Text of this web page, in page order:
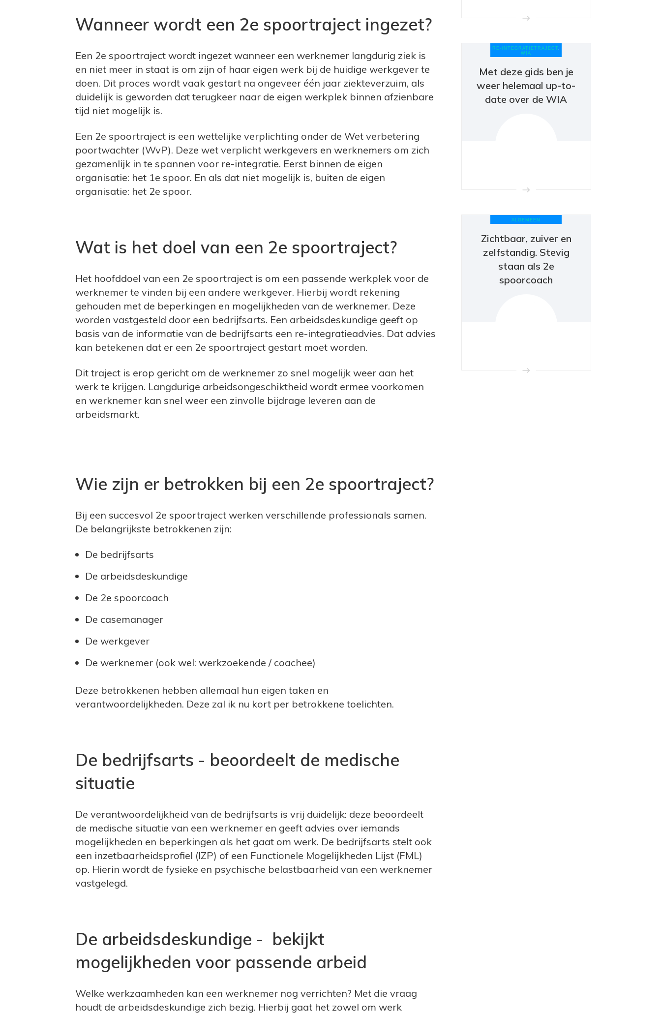
Wanneer wordt een 2e spoortraject ingezet?
Een 2e spoortraject wordt ingezet wanneer een werknemer langdurig ziek is
en niet meer in staat is om zijn of haar eigen werk bij de huidige werkgever te
doen. Dit proces wordt vaak gestart na ongeveer één jaar ziekteverzuim, als
duidelijk is geworden dat terugkeer naar de eigen werkplek binnen afzienbare
tijd niet mogelijk is.
Een 2e spoortraject is een wettelijke verplichting onder de Wet verbetering
poortwachter (WvP). Deze wet verplicht werkgevers en werknemers om zich
gezamenlijk in te spannen voor re-integratie. Eerst binnen de eigen
organisatie: het 1e spoor. En als dat niet mogelijk is, buiten de eigen
organisatie: het 2e spoor.
Wat is het doel van een 2e spoortraject?
Het hoofddoel van een 2e spoortraject is om een passende werkplek voor de
werknemer te vinden bij een andere werkgever. Hierbij wordt rekening
gehouden met de beperkingen en mogelijkheden van de werknemer. Deze
worden vastgesteld door een bedrijfsarts. Een arbeidsdeskundige geeft op
basis van de informatie van de bedrijfsarts een re-integratieadvies. Dat advies
kan betekenen dat er een 2e spoortraject gestart moet worden.
Dit traject is erop gericht om de werknemer zo snel mogelijk weer aan het
werk te krijgen. Langdurige arbeidsongeschiktheid wordt ermee voorkomen
en werknemer kan snel weer een zinvolle bijdrage leveren aan de
arbeidsmarkt.
Wie zijn er betrokken bij een 2e spoortraject?
Bij een succesvol 2e spoortraject werken verschillende professionals samen.
De belangrijkste betrokkenen zijn:
De bedrijfsarts
De arbeidsdeskundige
De 2e spoorcoach
De casemanager
De werkgever
De werknemer (ook wel: werkzoekende / coachee)
Deze betrokkenen hebben allemaal hun eigen taken en
verantwoordelijkheden. Deze zal ik nu kort per betrokkene toelichten.
De bedrijfsarts - beoordeelt de medische
situatie
De verantwoordelijkheid van de bedrijfsarts is vrij duidelijk: deze beoordeelt
de medische situatie van een werknemer en geeft advies over iemands
mogelijkheden en beperkingen als het gaat om werk. De bedrijfsarts stelt ook
een inzetbaarheidsprofiel (IZP) of een Functionele Mogelijkheden Lijst (FML)
op. Hierin wordt de fysieke en psychische belastbaarheid van een werknemer
vastgelegd.
De arbeidsdeskundige - bekijkt
mogelijkheden voor passende arbeid
Welke werkzaamheden kan een werknemer nog verrichten? Met die vraag
houdt de arbeidsdeskundige zich bezig. Hierbij gaat het zowel om werk
RE-INTEGRATIETRAJECT,
WIA
Met deze gids ben je
weer helemaal up-to-
date over de WIA
ALGEMEEN
Zichtbaar, zuiver en
zelfstandig. Stevig
staan als 2e
spoorcoach